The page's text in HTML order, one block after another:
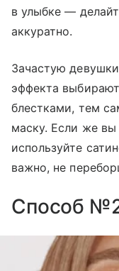
в улыбке —
аккуратно.
Зачастую
эффекта
блестками, тем
маску. Если же вы
используйте
важно, не
Способ